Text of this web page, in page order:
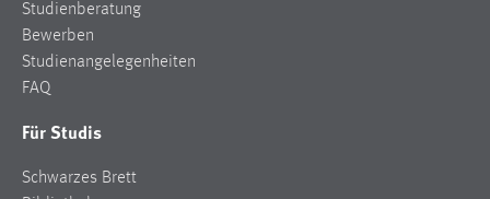
Studienberatung
Bewerben
Studienangelegenheiten
FAQ
Für Studis
Schwarzes Brett